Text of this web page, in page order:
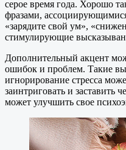
серое время года. Хорошо
фразами,
«зарядите свой ум»,
стимулирующие
Дополнительный акцент
ошибок и проблем. Такие
игнорирование стресса
заинтриговать и заставить
может улучшить свое